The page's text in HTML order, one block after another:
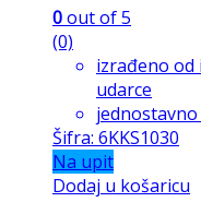
0out of 5
(0)
izrađeno
udarce
Šifra: 6KKS1030
Na upit
Dodaj u košaricu